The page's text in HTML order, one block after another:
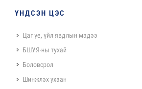
ҮНДСЭН ЦЭС
Цаг үе, үйл явдлын мэдээ
БШУЯ-ны тухай
Боловсрол
Шинжлэх ухаан